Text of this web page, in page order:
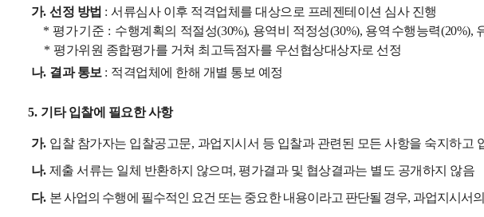
가. 선정 방법 : 서류심사 이후 적격업체를 대상으로 프레젠테이션 심사 진행
*평가기준 : 수행계획의 적절성(30%), 용역비 적정성(30%), 용역 수행능력(20%),
* 평가위원 종합평가를 거쳐 최고득점자를 우선협상대상자로 선정
나. 결과 통보 : 적격업체에 한해 개별 통보 예정
5. 기타 입찰에 필요한 사항
가. 입찰 참가자는 입찰공고문, 과업지시서 등 입찰과 관련된 모든 사항을 숙지하고
나. 제출 서류는 일체 반환하지 않으며,평가결과 및 협상결과는 별도 공개하지 않음
다. 본 사업의 수행에 필수적인 요건 또는 중요한 내용이라고 판단될 경우, 과업지시서의